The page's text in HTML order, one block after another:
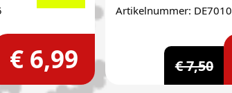
€ 6,99
Artikelnummer: DE7010
€ 7,50